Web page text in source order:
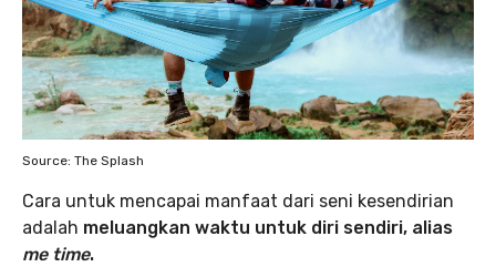
Source: The Splash
Cara untuk mencapai manfaat dari seni kesendirian
adalah meluangkan waktu untuk diri sendiri, alias
me time.